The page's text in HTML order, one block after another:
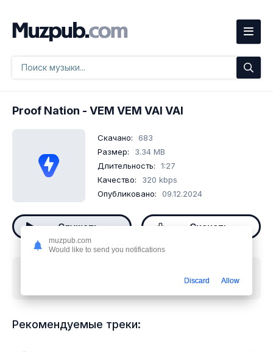
Proof Nation - VEM VEM VAI VAI
Скачано:
683
Размер:
3.34 MB
Длительность:
1:27
Качество:
320 kbps
Опубликовано:
09.12.2024
Слушать Скачать
Рекомендуемые треки:
muzpub.com
Would like to send you notifications
Discard Allow